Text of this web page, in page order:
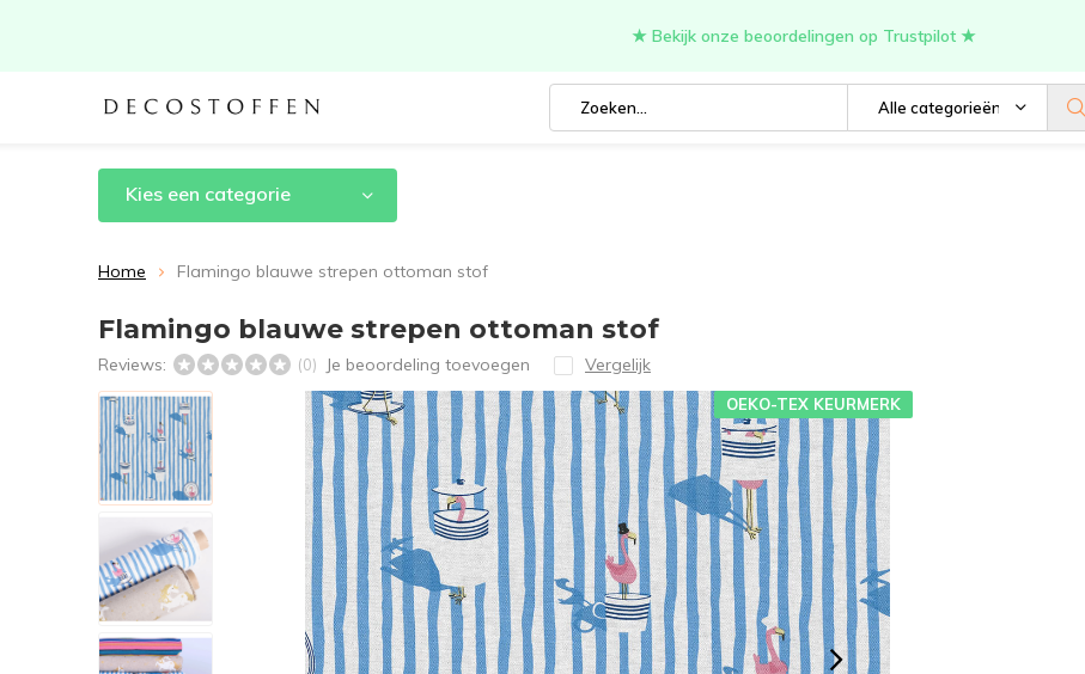
Alle categorieën
★ Bekijk onze beoordelingen op Trustpilot ★
Kies een categorie
Home Flamingo blauwe strepen ottoman stof
Flamingo blauwe strepen ottoman stof
Reviews: (0) Je beoordeling toevoegen Vergelijk
OEKO-TEX KEURMERK